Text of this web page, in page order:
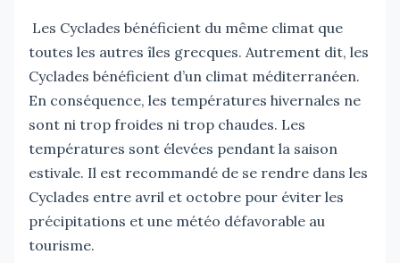
Les Cyclades bénéficient du même climat que
toutes les autres îles grecques. Autrement dit, les
Cyclades bénéficient d’un climat méditerranéen.
En conséquence, les températures hivernales ne
sont ni trop froides ni trop chaudes. Les
températures sont élevées pendant la saison
estivale. Il est recommandé de se rendre dans les
Cyclades entre avril et octobre pour éviter les
précipitations et une météo défavorable au
tourisme.